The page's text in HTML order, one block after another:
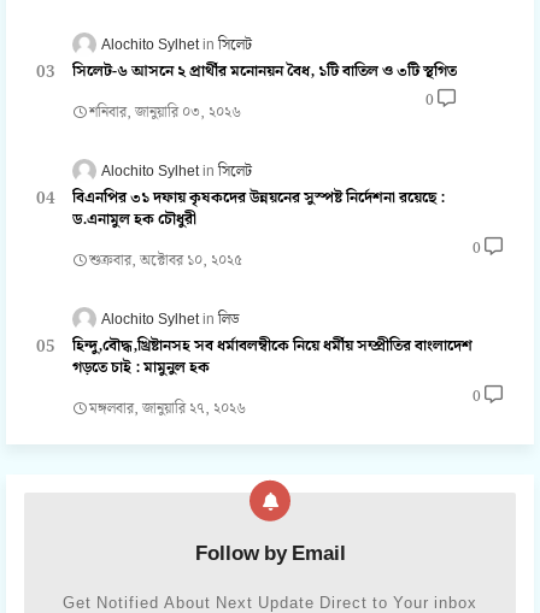
Alochito Sylhet সিলেট
সিলেট-৬ আসনে ২ প্রার্থীর মনোনয়ন বৈধ, ১টি বাতিল ও ৩টি স্থগিত
শনিবার, জানুয়ারি ০৩, ২০২৬
0
Alochito Sylhet সিলেট
বিএনপির ৩১ দফায় কৃষকদের উন্নয়নের সুস্পষ্ট নির্দেশনা রয়েছে :
ড.এনামুল হক চৌধুরী
শুক্রবার, অক্টোবর ১০, ২০২৫
0
Alochito Sylhet লিড
হিন্দু,বৌদ্ধ,খ্রিষ্টানসহ সব ধর্মাবলম্বীকে নিয়ে ধর্মীয় সম্প্রীতির বাংলাদেশ
গড়তে চাই : মামুনুল হক
মঙ্গলবার, জানুয়ারি ২৭, ২০২৬
0
Follow by Email
Get Notified About Next Update Direct to Your inbox